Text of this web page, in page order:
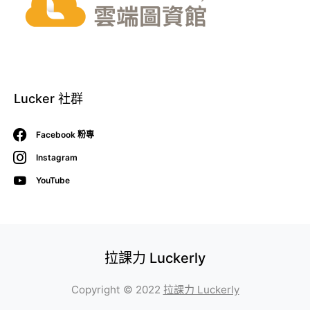
Lucker 社群
Facebook 粉專
Instagram
YouTube
拉課力 Luckerly
Copyright © 2022 拉課力 Luckerly